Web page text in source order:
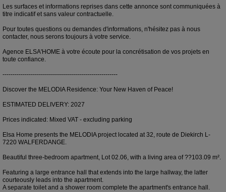
Les surfaces et informations reprises dans cette annonce sont communiquées à
titre indicatif et sans valeur contractuelle.
Pour toutes questions ou demandes d'informations, n'hésitez pas à nous
contacter, nous serons toujours à votre service.
Agence ELSA'HOME à votre écoute pour la concrétisation de vos projets en
toute confiance.
---------------------------------------------------------
Discover the MELODIA Residence: Your New Haven of Peace!
ESTIMATED DELIVERY: 2027
Prices indicated: Mixed VAT - excluding parking
Elsa Home presents the MELODIA project located at 32, route de Diekirch L-
7220 WALFERDANGE.
Beautiful three-bedroom apartment, Lot 02.06, with a living area of ??103.09 m².
Featuring a large entrance hall that extends into the large hallway, the latter
courteously leads into the apartment.
A separate toilet and a shower room complete the apartment's entrance hall.